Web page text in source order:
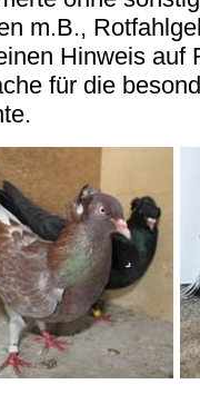
m.B.,
Hinweis auf
für die